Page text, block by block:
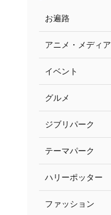
お遍路
アニメ・メディア
イベント
グルメ
ジブリパーク
テーマパーク
ハリーポッター
ファッション